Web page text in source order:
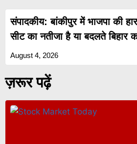
संपादकीय: बांकीपुर में भाजपा की
सीट का नतीजा है या बदलते बिहार
August 4, 2026
ज़रूर पढ़ें